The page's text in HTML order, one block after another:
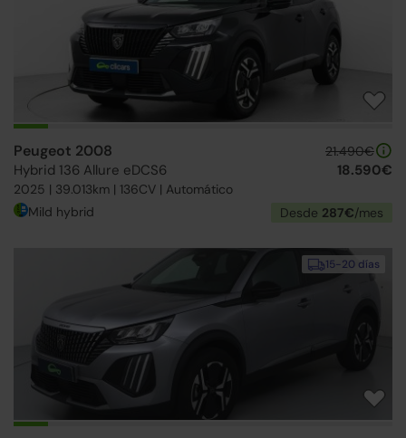
Peugeot 2008
Hybrid 136 Allure eDCS6
2025 | 39.013km | 136CV | Automático
21.490€
18.590€
Mild hybrid Desde 287€/mes
15-20 días